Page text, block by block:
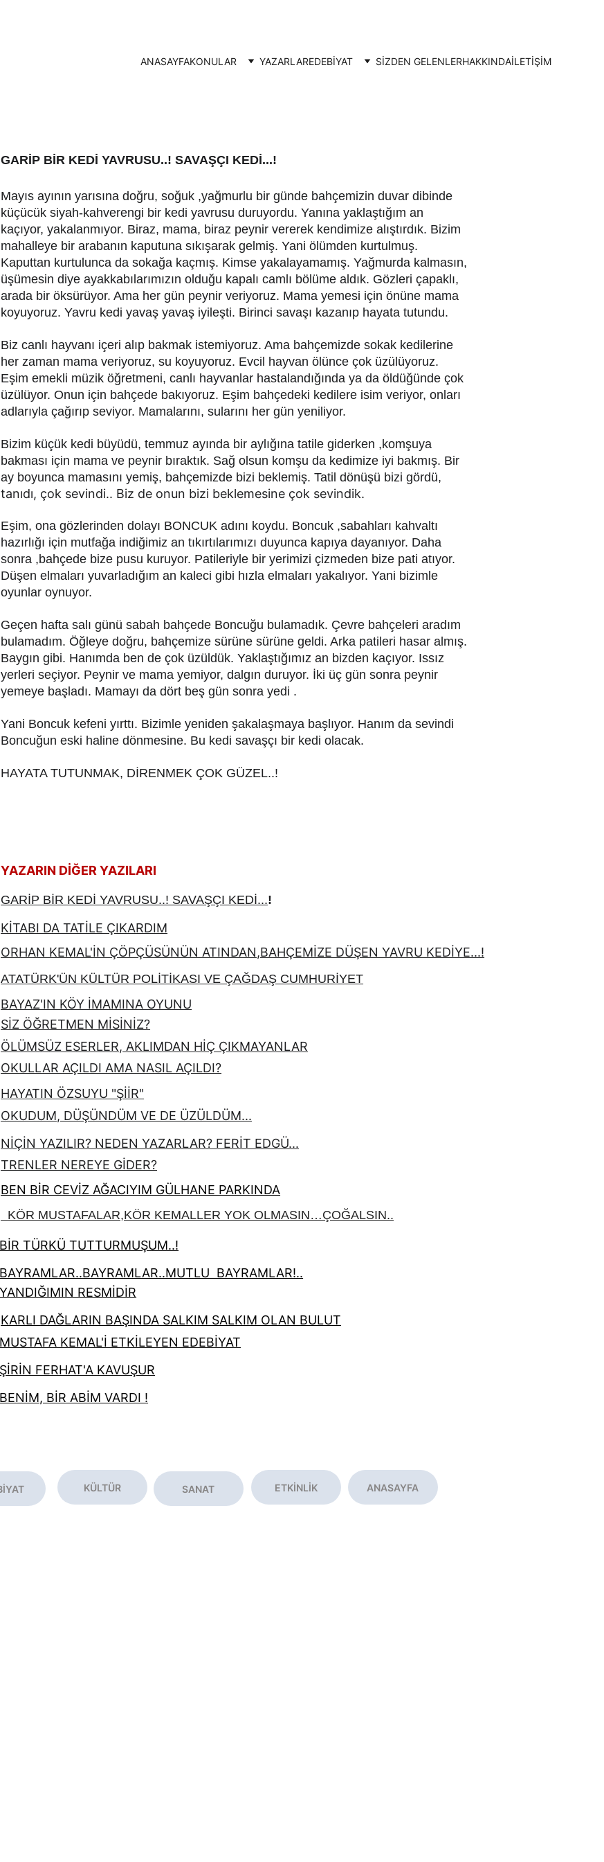
ANASAYFAKONULAR YAZARLAREDEBİYAT SİZDEN GELENLERHAKKINDAİLETIŞIM
GARİP BİR KEDİ YAVRUSU..! SAVAŞÇI KEDİ...!
Mayıs ayının yarısına doğru, soğuk ,yağmurlu bir günde bahçemizin duvar dibinde
küçücük siyah-kahverengi bir kedi yavrusu duruyordu. Yanına yaklaştığım an
kaçıyor, yakalanmıyor. Biraz, mama, biraz peynir vererek kendimize alıştırdık. Bizim
mahalleye bir arabanın kaputuna sıkışarak gelmiş. Yani ölümden kurtulmuş.
Kaputtan kurtulunca da sokağa kaçmış. Kimse yakalayamamış. Yağmurda kalmasın,
üşümesin diye ayakkabılarımızın olduğu kapalı camlı bölüme aldık. Gözleri çapaklı,
arada bir öksürüyor. Ama her gün peynir veriyoruz. Mama yemesi için önüne mama
koyuyoruz. Yavru kedi yavaş yavaş iyileşti. Birinci savaşı kazanıp hayata tutundu.
Biz canlı hayvanı içeri alıp bakmak istemiyoruz. Ama bahçemizde sokak kedilerine
her zaman mama veriyoruz, su koyuyoruz. Evcil hayvan ölünce çok üzülüyoruz.
Eşim emekli müzik öğretmeni, canlı hayvanlar hastalandığında ya da öldüğünde çok
üzülüyor. Onun için bahçede bakıyoruz. Eşim bahçedeki kedilere isim veriyor, onları
adlarıyla çağırıp seviyor. Mamalarını, sularını her gün yeniliyor.
Bizim küçük kedi büyüdü, temmuz ayında bir aylığına tatile giderken ,komşuya
bakması için mama ve peynir bıraktık. Sağ olsun komşu da kedimize iyi bakmış. Bir
ay boyunca mamasını yemiş, bahçemizde bizi beklemiş. Tatil dönüşü bizi gördü,
tanıdı, çok sevindi.. Biz de onun bizi beklemesine çok sevindik.
Eşim, ona gözlerinden dolayı BONCUK adını koydu. Boncuk ,sabahları kahvaltı
hazırlığı için mutfağa indiğimiz an tıkırtılarımızı duyunca kapıya dayanıyor. Daha
sonra ,bahçede bize pusu kuruyor. Patileriyle bir yerimizi çizmeden bize pati atıyor.
Düşen elmaları yuvarladığım an kaleci gibi hızla elmaları yakalıyor. Yani bizimle
oyunlar oynuyor.
Geçen hafta salı günü sabah bahçede Boncuğu bulamadık. Çevre bahçeleri aradım
bulamadım. Öğleye doğru, bahçemize sürüne sürüne geldi. Arka patileri hasar almış.
Baygın gibi. Hanımda ben de çok üzüldük. Yaklaştığımız an bizden kaçıyor. Issız
yerleri seçiyor. Peynir ve mama yemiyor, dalgın duruyor. İki üç gün sonra peynir
yemeye başladı. Mamayı da dört beş gün sonra yedi .
Yani Boncuk kefeni yırttı. Bizimle yeniden şakalaşmaya başlıyor. Hanım da sevindi
Boncuğun eski haline dönmesine. Bu kedi savaşçı bir kedi olacak.
HAYATA TUTUNMAK, DİRENMEK ÇOK GÜZEL..!
YAZARIN DİĞER YAZILARI
KARLI DAĞLARIN BAŞINDA SALKIM SALKIM OLAN BULUT
BENİM, BİR ABİM VARDI !
ŞİRİN FERHAT'A KAVUŞUR
BİR TÜRKÜ TUTTURMUŞUM..!
YANDIĞIMIN RESMİDİR
BAYRAMLAR..BAYRAMLAR..MUTLU  BAYRAMLAR!..
MUSTAFA KEMAL'İ ETKİLEYEN EDEBİYAT
KÖR MUSTAFALAR,KÖR KEMALLER YOK OLMASIN…ÇOĞALSIN..
BEN BİR CEVİZ AĞACIYIM GÜLHANE PARKINDA
OKUDUM, DÜŞÜNDÜM VE DE ÜZÜLDÜM...
TRENLER NEREYE GİDER?
NİÇİN YAZILIR? NEDEN YAZARLAR? FERİT EDGÜ...
HAYATIN ÖZSUYU "ŞİİR"
OKULLAR AÇILDI AMA NASIL AÇILDI?
ÖLÜMSÜZ ESERLER, AKLIMDAN HİÇ ÇIKMAYANLAR
SİZ ÖĞRETMEN MİSİNİZ?
BAYAZ'IN KÖY İMAMINA OYUNU
ATATÜRK'ÜN KÜLTÜR POLİTİKASI VE ÇAĞDAŞ CUMHURİYET
ORHAN KEMAL'İN ÇÖPÇÜSÜNÜN ATINDAN,BAHÇEMİZE DÜŞEN YAVRU KEDİYE...!
GARİP BİR KEDİ YAVRUSU..! SAVAŞÇI KEDİ...!
KİTABI DA TATİLE ÇIKARDIM
KÜLTÜR SANAT ANASAYFA
ETKİNLİK